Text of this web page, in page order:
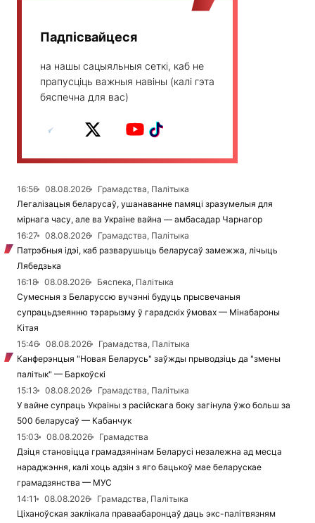
Падпісвайцеся
на нашы сацыяльныя сеткі, каб не
прапусціць важныя навіны (калі гэта
бяспечна для вас)
16:56 08.08.2026
Грамадства, Палітыка
Легалізацыя беларусаў, ушанаванне памяці зразумелыя для
мірнага часу, але ва Украіне вайна — амбасадар Чарнагор
16:27
08.08.2026
Грамадства, Палітыка
Патрэбныя ідэі, каб разварушыць беларусаў замежжа, лічыць
Лябедзька
16:18
08.08.2026
Бяспека, Палітыка
Сумесныя з Беларуссю вучэнні будуць прысвечаныя
супрацьдзеянню тэрарызму ў гарадскіх ўмовах — Мінабароны
Кітая
15:46
08.08.2026
Грамадства, Палітыка
Канферэнцыя "Новая Беларусь" заўжды прыводзіць да "змены
палітык" — Баркоўскі
15:13
08.08.2026
Грамадства, Палітыка
У вайне супраць Украіны з расійскага боку загінула ўжо больш за
500 беларусаў — Кабанчук
15:03
08.08.2026
Грамадства
Дзіця становіцца грамадзянінам Беларусі незалежна ад месца
нараджэння, калі хоць адзін з яго бацькоў мае беларускае
грамадзянства — МУС
14:11
08.08.2026
Грамадства, Палітыка
Ціханоўская заклікала праваабаронцаў даць экс-палітвязням